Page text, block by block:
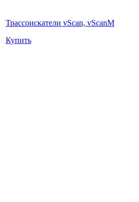
Трассоискатели vScan, vScanM
Купить